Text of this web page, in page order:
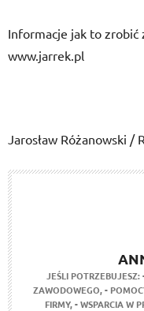
Informacje jak to zrobić
www.jarrek.pl
Jarosław Różanowski /
JEŚLI POTRZEBUJESZ:
ZAWODOWEGO, -
FIRMY,- WSPARCIA W